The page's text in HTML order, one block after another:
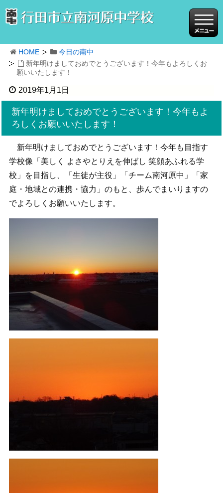
HOME
今日の南中
新年明けましておめでとうございます！今年もよろしくお
願いいたします！
2019年1月1日
新年明けましておめでとうございます！今年もよ
ろしくお願いいたします！
新年明けましておめでとうございます！今年も目指す
学校像「美しく よさやとりえを伸ばし 笑顔あふれる学
校」を目指し、「生徒が主役」「チーム南河原中」「家
庭・地域との連携・協力」のもと、歩んでまいりますの
でよろしくお願いいたします。